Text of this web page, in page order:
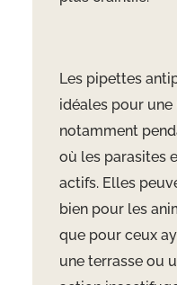
Les pipettes
idéales pour
notamment
où les parasites
actifs. Elles
bien pour les
que pour ceux
une terrasse ou